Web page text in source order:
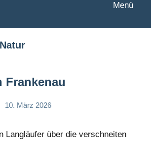
Menü
Natur
10. März 2026
Langläufer über die verschneiten